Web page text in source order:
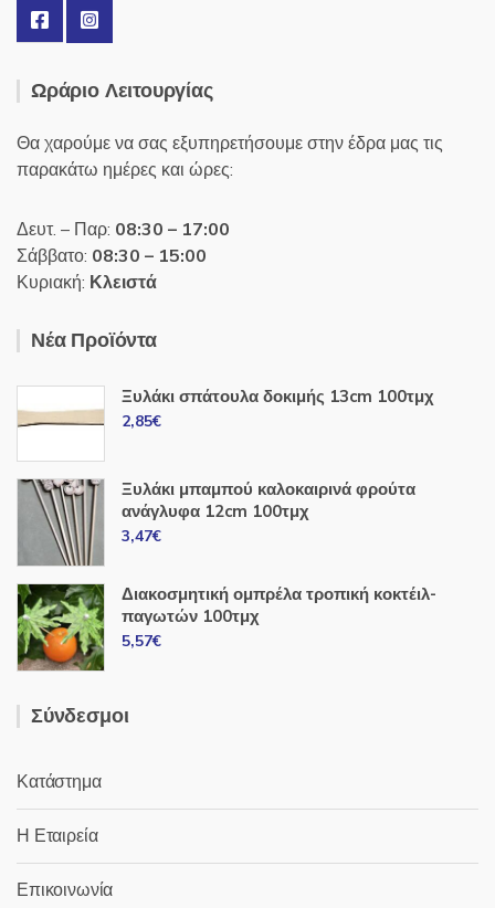
Ωράριο Λειτουργίας
Θα χαρούμε να σας εξυπηρετήσουμε στην έδρα μας τις
παρακάτω ημέρες και ώρες:
Δευτ. – Παρ: 08:30 – 17:00
Σάββατο: 08:30 – 15:00
Κυριακή: Κλειστά
Νέα Προϊόντα
Ξυλάκι σπάτουλα δοκιμής 13cm 100τμχ
2,85€
Ξυλάκι μπαμπού καλοκαιρινά φρούτα
ανάγλυφα 12cm 100τμχ
3,47€
Διακοσμητική ομπρέλα τροπική κοκτέιλ-
παγωτών 100τμχ
5,57€
Σύνδεσμοι
Κατάστημα
Η Εταιρεία
Επικοινωνία